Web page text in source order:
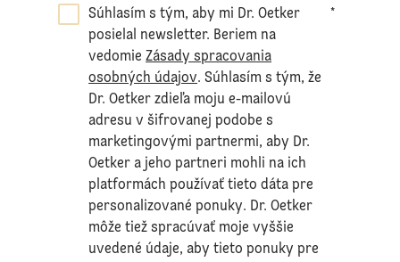
Súhlasím s tým, aby mi Dr. Oetker
posielal newsletter. Beriem na
vedomieZásady spracovania
osobných údajov. Súhlasím s tým, že
Dr. Oetker zdieľa moju e-mailovú
adresu v šifrovanej podobe s
marketingovými partnermi, aby Dr.
Oetker a jeho partneri mohli na ich
platformách používať tieto dáta pre
personalizované ponuky. Dr. Oetker
môže tiež spracúvať moje vyššie
uvedené údaje, aby tieto ponuky pre
*